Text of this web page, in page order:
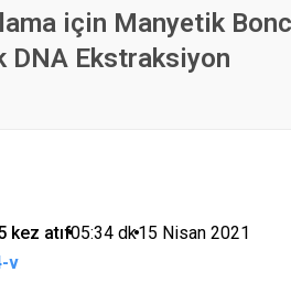
için Manyetik
DNA Ekstraksiyon
kez atıf•05:34 dk•15 Nisan 2021
v